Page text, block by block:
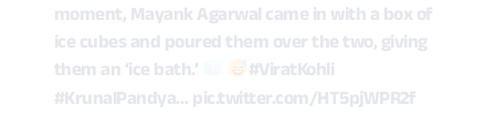
moment, Mayank Agarwal came in with a box of
ice cubes and poured them over the two, giving
them an ‘ice bath.’
#ViratKohli
#KrunalPandya…pic.twitter.com/HT5pjWPR2f